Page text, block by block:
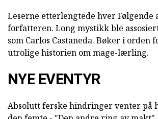
Leserne etterlengtede hver Følgende
forfatteren. Long mystikk ble
som Carlos Castaneda. Bøker i orden
utrolige historien om mage-lærling.
NYE EVENTYR
Absolutt ferske hindringer venter på